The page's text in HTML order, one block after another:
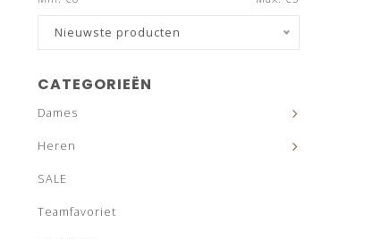
Nieuwste producten
CATEGORIEËN
Dames
Heren
SALE
Teamfavoriet